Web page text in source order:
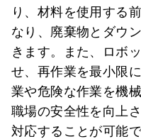
り、材料を使用する
なり、廃棄物とダウ
きます。また、ロボ
せ、再作業を最小限
業や危険な作業を機
職場の安全性を向上
対応することが可能で